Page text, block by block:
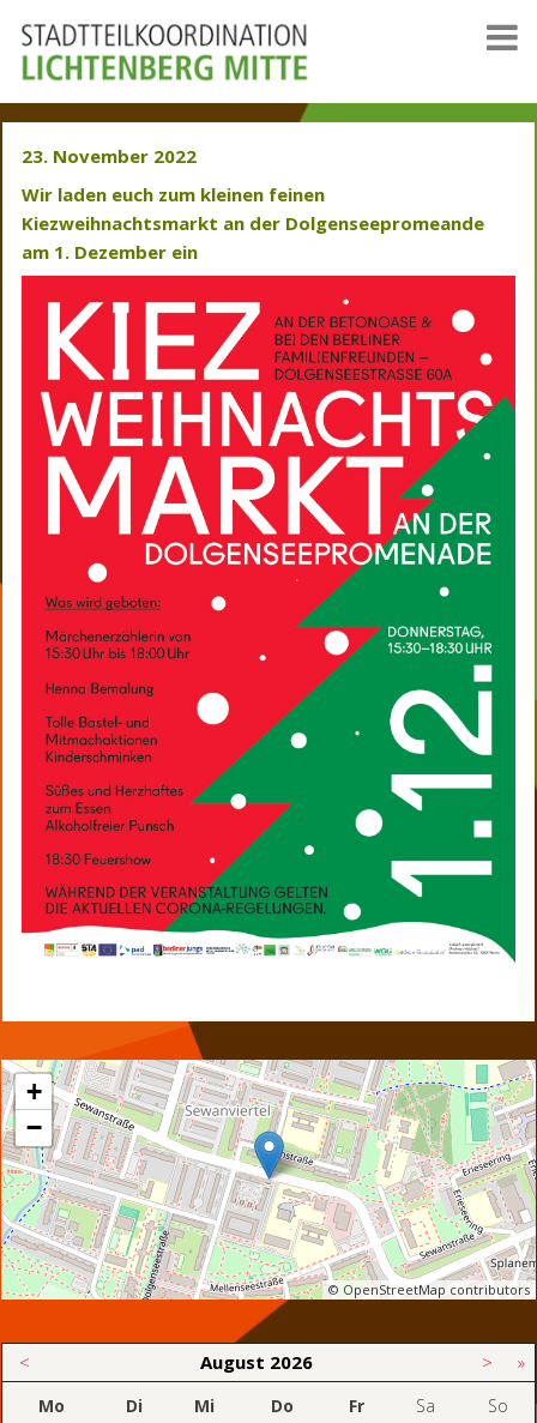
23. November 2022
Wir laden euch zum kleinen feinen
Kiezweihnachtsmarkt an der Dolgenseepromeande
am 1. Dezember ein
+
−
© OpenStreetMap contributors
< August 2026 > »
Mo Di Mi Do Fr Sa
So